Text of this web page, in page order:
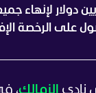
على الرخصة
نادي الزمالك،